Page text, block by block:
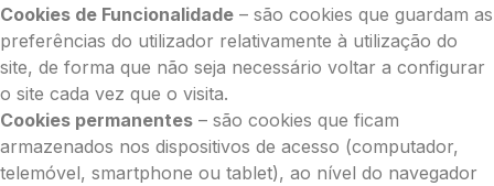
Cookies de Funcionalidade – são cookies que guardam as
preferências do utilizador relativamente à utilização do
site, de forma que não seja necessário voltar a configurar
o site cada vez que o visita.
Cookies permanentes – são cookies que ficam
armazenados nos dispositivos de acesso (computador,
telemóvel, smartphone ou tablet), ao nível do navegador